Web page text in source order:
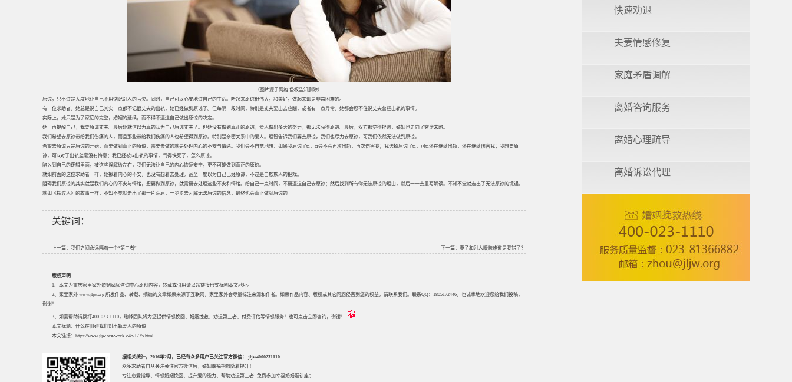
（图片源于网络 侵权告知删除）
原谅，只不过是大度地让自己不用惦记别人的亏欠。同时，自己可以心安地过自己的生活。听起来原谅很伟大，和美好，做起来却是非常困难的。
有一位求助者，她总是说自己其实一点都不记恨丈夫的出轨，她已经做到原谅了。但每隔一段时间，特别是丈夫要出去应酬，或者有一点异常，她都会忍不住说丈夫曾经出轨的事情。
实际上，她只是为了家庭的完整，婚姻的延续，而不得不逼迫自己做出原谅的决定。
她一再提醒自己，我要原谅丈夫。最后她就信以为真的认为自己原谅丈夫了。但她没有做到真正的原谅，爱人做出多大的努力，都无法获得原谅。最后，双方都觉得挫败，婚姻也走向了穷途末路。
我们希望去原谅带给我们伤痛的人，而且那些带给我们伤痛的人也希望得到原谅。特别是亲密关系中的爱人。理智告诉我们要去原谅，我们也尽力去原谅，可我们依然无法做到原谅。
希望去原谅只是原谅的开始，而要做到真正的原谅，需要去做的就是处理内心的不安与情绪。我们会不自觉地想：如果我原谅了ta，ta会不会再次出轨，再次伤害我；我选择原谅了ta，可ta还在继续出轨，还在继续伤害我；我想要原
谅，可ta对于出轨丝毫没有悔意；我已经被ta出轨的事情，气得快死了，怎么原谅。
陷入到自己的逻辑里面，被这些误解给左右，我们无法让自己的内心恢复安宁，更不可能做到真正的原谅。
就如前面的这位求助者一样，她揪着内心的不安，也没有想着去处理，甚至一度以为自己已经原谅，不过是自欺欺人的把戏。
阻碍我们原谅的其实就是我们内心的不安与情绪，想要做到原谅，就需要去处理这些不安和情绪。给自己一点时间，不要逼迫自己去原谅；然后找到所有你无法原谅的理由，然后一一去重写解读。不知不觉就走出了无法原谅的境遇。
就如《摆渡人》的故事一样，不知不觉就走出了那一片荒原，一步步去瓦解无法原谅的信念，最终也会真正做到原谅的。
关键词：
上一篇： 我们之间永远隔着一个“第三者” 下一篇： 妻子和别人暧昧难道是我错了？
版权声明:
1、本文为重庆家里家外婚姻家庭咨询中心原创内容，转载或引用请以超链接形式标明本文地址。
2、家里家外 www.jljw.org 所发作品、转载、摘编的文章如果来源于互联网，家里家外会尽量标注来源和作者。如果作品内容、版权或其它问题侵害到您的权益，请联系我们。联系QQ：1805172446，也诚挚地欢迎您给我们投稿，
谢谢！
3、如需帮助请拨打400-023-1110，瑜峰团队将为您提供情感挽回、婚姻挽救、劝退第三者、付费评估等情感服务！也可点击立即咨询，谢谢！
本文标题： 什么在阻碍我们对出轨爱人的原谅
本文链接： https://www.jljw.org/work-c45/1735.html
据相关统计，2016年2月，已经有众多用户已关注官方微信： jljw4000231110
众多求助者自从关注关注官方微信后，婚姻幸福指数随着提升！
专注恋爱指导、 情感婚姻挽回 、提升爱的能力、帮助劝退第三者! 免费参加幸福婚婚姻讲座；
快速劝退
夫妻情感修复
家庭矛盾调解
离婚咨询服务
离婚心理疏导
离婚诉讼代理